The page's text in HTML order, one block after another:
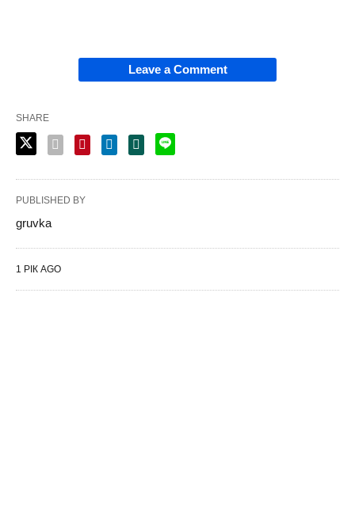
Leave a Comment
SHARE
PUBLISHED BY
gruvka
1 РІК AGO